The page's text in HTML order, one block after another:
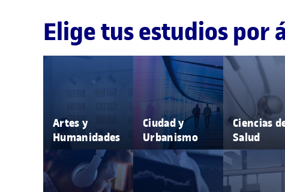
Elige tus estudios por
Artes y
Humanidades
Ciudad y
Urbanismo
Ciencias
Salud